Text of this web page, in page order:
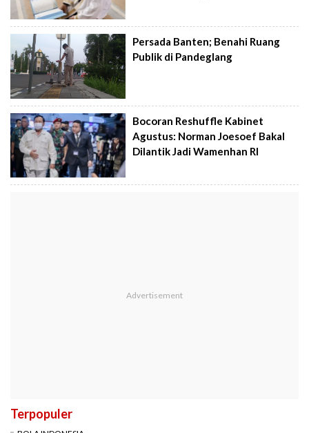
Persada Banten; Benahi Ruang
Publik di Pandeglang
Bocoran Reshuffle Kabinet
Agustus: Norman Joesoef Bakal
Dilantik Jadi Wamenhan RI
Terpopuler